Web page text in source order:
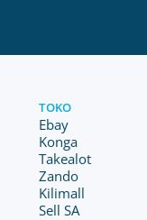
TOKO
Ebay
Konga
Takealot
Zando
Kilimall
Sell SA